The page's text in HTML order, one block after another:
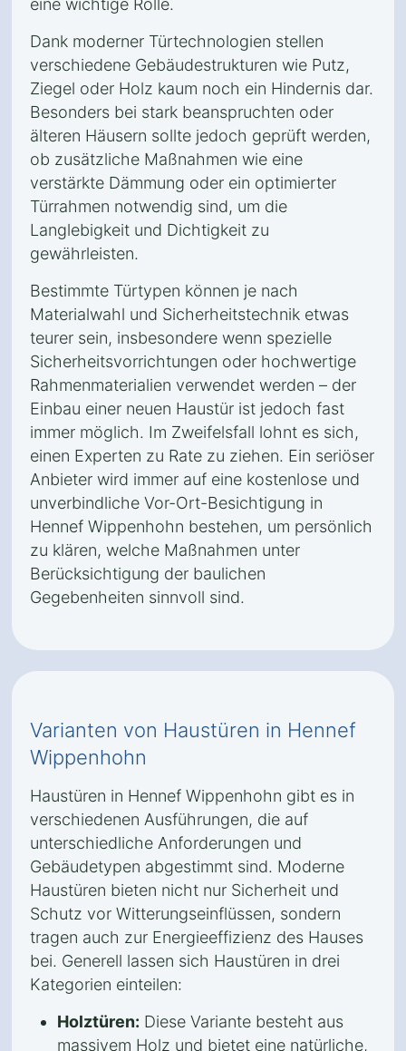
eine wichtige Rolle.
Dank moderner Türtechnologien stellen
verschiedene Gebäudestrukturen wie Putz,
Ziegel oder Holz kaum noch ein Hindernis dar.
Besonders bei stark beanspruchten oder
älteren Häusern sollte jedoch geprüft werden,
ob zusätzliche Maßnahmen wie eine
verstärkte Dämmung oder ein optimierter
Türrahmen notwendig sind, um die
Langlebigkeit und Dichtigkeit zu
gewährleisten.
Bestimmte Türtypen können je nach
Materialwahl und Sicherheitstechnik etwas
teurer sein, insbesondere wenn spezielle
Sicherheitsvorrichtungen oder hochwertige
Rahmenmaterialien verwendet werden – der
Einbau einer neuen Haustür ist jedoch fast
immer möglich. Im Zweifelsfall lohnt es sich,
einen Experten zu Rate zu ziehen. Ein seriöser
Anbieter wird immer auf eine kostenlose und
unverbindliche Vor-Ort-Besichtigung in
Hennef Wippenhohn bestehen, um persönlich
zu klären, welche Maßnahmen unter
Berücksichtigung der baulichen
Gegebenheiten sinnvoll sind.
Varianten von Haustüren in Hennef
Wippenhohn
Haustüren in Hennef Wippenhohn gibt es in
verschiedenen Ausführungen, die auf
unterschiedliche Anforderungen und
Gebäudetypen abgestimmt sind. Moderne
Haustüren bieten nicht nur Sicherheit und
Schutz vor Witterungseinflüssen, sondern
tragen auch zur Energieeffizienz des Hauses
bei. Generell lassen sich Haustüren in drei
Kategorien einteilen:
Holztüren: Diese Variante besteht aus
massivem Holz und bietet eine natürliche,